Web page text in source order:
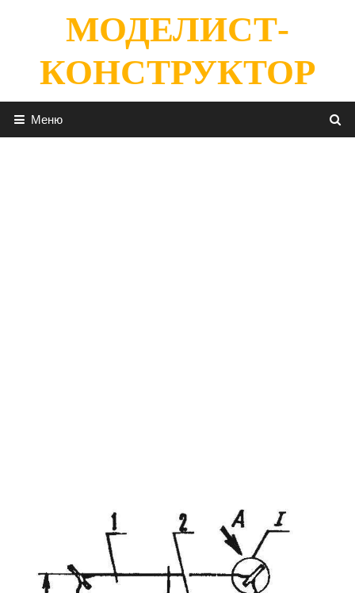
содержимомуМОДЕЛИСТ-
КОНСТРУКТОР
Меню